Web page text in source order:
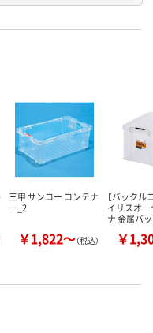
三甲 サンコー コンテナ
ー_2
￥1,822～（税込）
【バックル
イリスオ
ナ 金属バ
￥